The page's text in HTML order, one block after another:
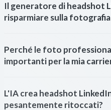
Il generatore di headshot
risparmiare sulla
Perché le foto
importanti per la mia
L'IA crea headshot
pesantemente ritoccati?